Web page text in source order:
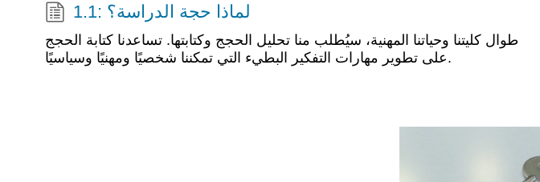
1.1: لماذا حجة الدراسة؟
طوال كليتنا وحياتنا المهنية، سيُطلب منا تحليل الحجج وكتابتها. تساعدنا كتابة الحجج
على تطوير مهارات التفكير البطيء التي تمكننا شخصيًا ومهنيًا وسياسيًا.